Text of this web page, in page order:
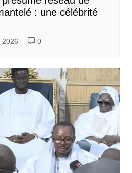
: une célébrité
2026 0